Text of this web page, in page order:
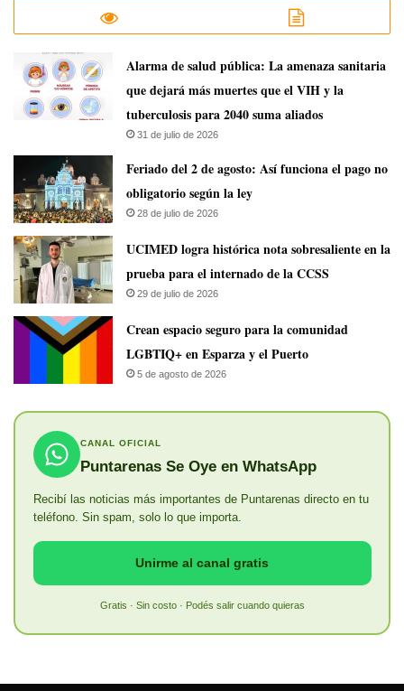
​Alarma de salud pública: La amenaza sanitaria
que dejará más muertes que el VIH y la
tuberculosis para 2040 suma aliados
31 de julio de 2026
Feriado del 2 de agosto: Así funciona el pago no
obligatorio según la ley
28 de julio de 2026
UCIMED logra histórica nota sobresaliente en la
prueba para el internado de la CCSS
29 de julio de 2026
Crean espacio seguro para la comunidad
LGBTIQ+ en Esparza y el Puerto
5 de agosto de 2026
CANAL OFICIAL
Puntarenas Se Oye en WhatsApp
Recibí las noticias más importantes de Puntarenas directo en tu
teléfono. Sin spam, solo lo que importa.
Unirme al canal gratis
Gratis · Sin costo · Podés salir cuando quieras